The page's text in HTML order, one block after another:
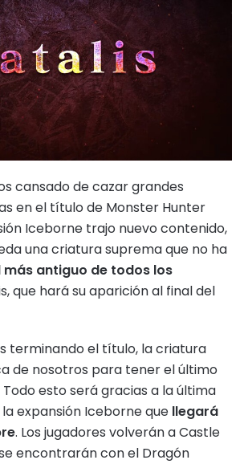
cansado de cazar grandes
en el título de Monster Hunter
Iceborne trajo nuevo contenido,
una criatura suprema que no ha
más antiguo de todos los
que hará su aparición al final del
terminando el título, la criatura
de nosotros para tener el último
esto será gracias a la última
expansión Iceborne que llegará
. Los jugadores volverán a Castle
encontrarán con el Dragón